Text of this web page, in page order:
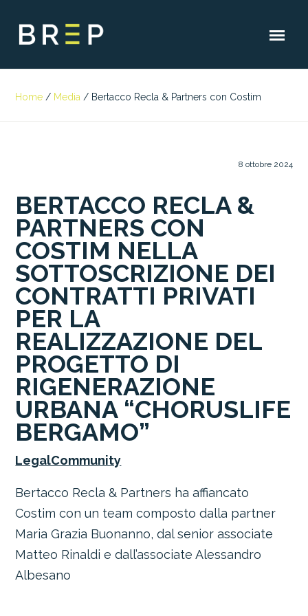
Home / Media / Bertacco Recla & Partners con Costim
8 ottobre 2024
BERTACCO RECLA &
PARTNERS CON
COSTIM NELLA
SOTTOSCRIZIONE DEI
CONTRATTI PRIVATI
PER LA
REALIZZAZIONE DEL
PROGETTO DI
RIGENERAZIONE
URBANA “CHORUSLIFE
BERGAMO”
LegalCommunity
Bertacco Recla & Partners ha affiancato
Costim con un team compostodalla partner
Maria Grazia Buonanno, dal senior associate
Matteo Rinaldi e dall’associateAlessandro
Albesano